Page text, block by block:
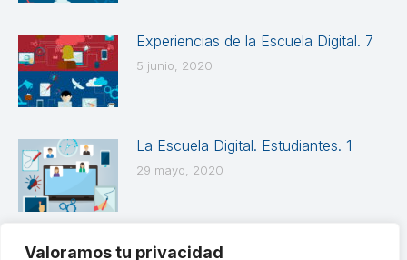
Valoramos tu privacidad
Experiencias de la Escuela Digital. 7
5 junio, 2020
La Escuela Digital. Estudiantes. 1
29 mayo, 2020